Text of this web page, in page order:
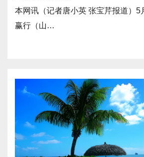
本网讯（记者唐小英 张宝芹报道）5
赢行（山…